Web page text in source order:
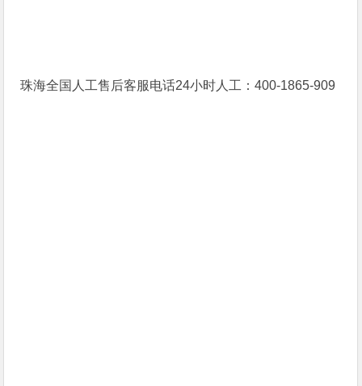
珠海全国人工售后客服电话24小时人工：400-1865-909